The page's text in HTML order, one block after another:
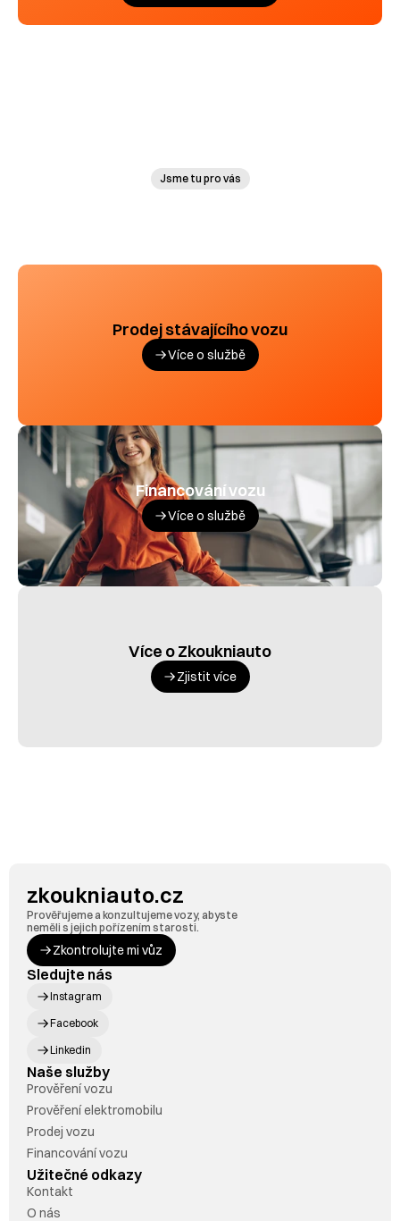
Jsme tu pro vás
Prodej stávajícího vozu
Více o službě
Financování vozu
Více o službě
Více o Zkoukniauto
Zjistit více
zkoukniauto.cz
Prověřujeme a konzultujeme vozy, abyste
neměli s jejich pořízením starosti.
Zkontrolujte mi vůz
Sledujte nás
Instagram
Facebook
Linkedin
Naše služby
Prověření vozu
Prověření elektromobilu
Prodej vozu
Financování vozu
Užitečné odkazy
Kontakt
O nás